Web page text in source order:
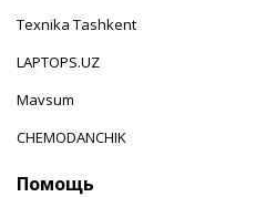
Texnika Tashkent
LAPTOPS.UZ
Mavsum
CHEMODANCHIK
Помощь